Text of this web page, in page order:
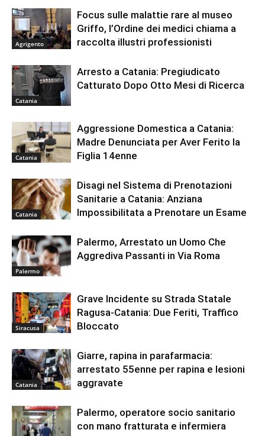
Agrigento
Focus sulle malattie rare al museo
Griffo, l’Ordine dei medici chiama a
raccolta illustri professionisti
Catania
Arresto a Catania: Pregiudicato
Catturato Dopo Otto Mesi di Ricerca
Catania
Aggressione Domestica a Catania:
Madre Denunciata per Aver Ferito la
Figlia 14enne
Catania
Disagi nel Sistema di Prenotazioni
Sanitarie a Catania: Anziana
Impossibilitata a Prenotare un Esame
Palermo
Palermo, Arrestato un Uomo Che
Aggrediva Passanti in Via Roma
Siracusa
Grave Incidente su Strada Statale
Ragusa-Catania: Due Feriti, Traffico
Bloccato
Catania
Giarre, rapina in parafarmacia:
arrestato 55enne per rapina e lesioni
aggravate
Palermo, operatore socio sanitario
con mano fratturata e infermiera